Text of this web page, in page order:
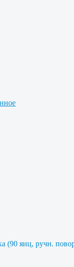
(90 яиц, ручн.